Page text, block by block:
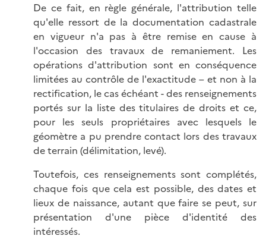
De ce fait, en règle générale, l'attribution telle
qu'elle ressort de la documentation cadastrale
en vigueur n'a pas à être remise en cause à
l'occasion des travaux de remaniement. Les
opérations d'attribution sont en conséquence
limitées au contrôle de l'exactitude – et non à la
rectification, le cas échéant - des renseignements
portés sur la liste des titulaires de droits et ce,
pour les seuls propriétaires avec lesquels le
géomètre a pu prendre contact lors des travaux
de terrain (délimitation, levé).
Toutefois, ces renseignements sont complétés,
chaque fois que cela est possible, des dates et
lieux de naissance, autant que faire se peut, sur
présentation d'une pièce d'identité des
intéressés.